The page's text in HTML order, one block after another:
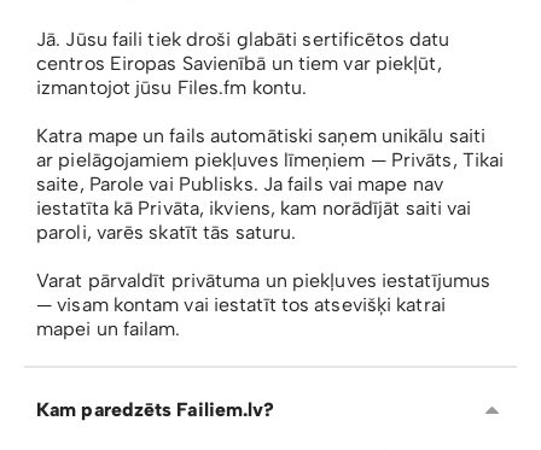
Jā. Jūsu faili tiek droši glabāti sertificētos datu
centros Eiropas Savienībā un tiem var piekļūt,
izmantojot jūsu Files.fm kontu.
Katra mape un fails automātiski saņem unikālu saiti
ar pielāgojamiem piekļuves līmeņiem — Privāts, Tikai
saite, Parole vai Publisks. Ja fails vai mape nav
iestatīta kā Privāta, ikviens, kam norādījāt saiti vai
paroli, varēs skatīt tās saturu.
Varat pārvaldīt privātuma un piekļuves iestatījumus
— visam kontam vai iestatīt tos atsevišķi katrai
mapei un failam.
Kam paredzēts Failiem.lv?